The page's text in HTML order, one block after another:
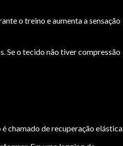
o treino e aumenta a sensação
Se o tecido não tiver compressão
chamado de recuperação elástica.